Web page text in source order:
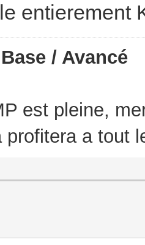
entierement
/ Avancé
est pleine,
profitera a tout